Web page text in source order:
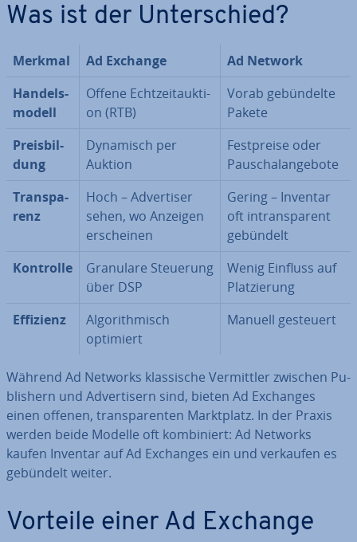
Was ist der Un­ter­schied?
Merkmal Ad Exchange
Ad Network
Han­dels­
mo­dell
Offene Echt­zeit­auk­ti­
on (RTB)
Vorab ge­bün­del­te
Pakete
Preis­bil­
dung
Dynamisch per
Auktion
Fest­prei­se oder
Pau­schal­an­ge­bo­te
Trans­pa­
renz
Hoch – Ad­ver­ti­ser
sehen, wo Anzeigen
er­schei­nen
Gering – Inventar
oft in­trans­pa­rent
gebündelt
Kontrolle
Granulare Steuerung
über DSP
Wenig Einfluss auf
Plat­zie­rung
Effizienz
Al­go­rith­misch
optimiert
Manuell gesteuert
Während Ad Networks klas­si­sche Ver­mitt­ler zwischen Pu­
blishern und Ad­ver­ti­sern sind, bieten Ad Exchanges
einen offenen, trans­pa­ren­ten Markt­platz. In der Praxis
werden beide Modelle oft kom­bi­niert: Ad Networks
kaufen Inventar auf Ad Exchanges ein und verkaufen es
gebündelt weiter.
Vorteile einer Ad Exchange